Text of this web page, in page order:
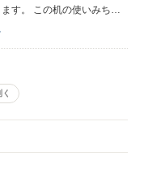
す。 この机の使いみちと
車らしくないインテリアは
いるのが効いているのかも